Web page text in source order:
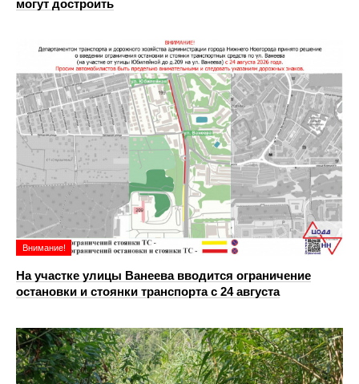
могут достроить
Внимание!
На участке улицы Ванеева вводится ограничение
остановки и стоянки транспорта с 24 августа